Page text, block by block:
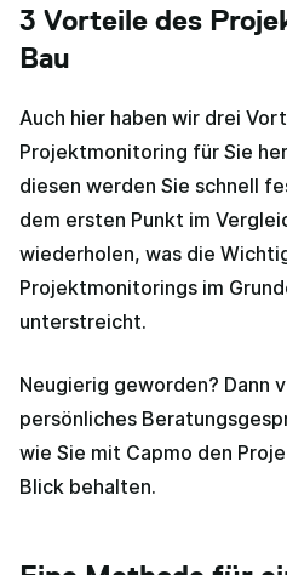
3 Vorteile des
Bau
Auch hier haben wir drei
Projektmonitoring für Sie
diesen werden Sie schnell
dem ersten Punkt im
wiederholen, was die
Projektmonitorings im
unterstreicht.
Neugierig geworden? Dann
persönliches
wie Sie mit Capmo den
Blick behalten.